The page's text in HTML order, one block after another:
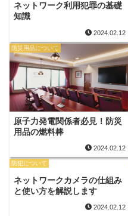
ネットワーク利用犯罪の基礎
知識
2024.02.12
防災用品について
原子力発電関係者必見！防災
用品の燃料棒
2024.02.12
防犯について
ネットワークカメラの仕組み
と使い方を解説します
2024.02.12